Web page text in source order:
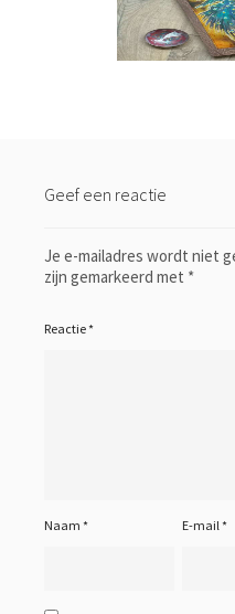
Geef een reactie
Je e-mailadres wordt niet
zijn gemarkeerd met *
Reactie*
Naam * E-mail*